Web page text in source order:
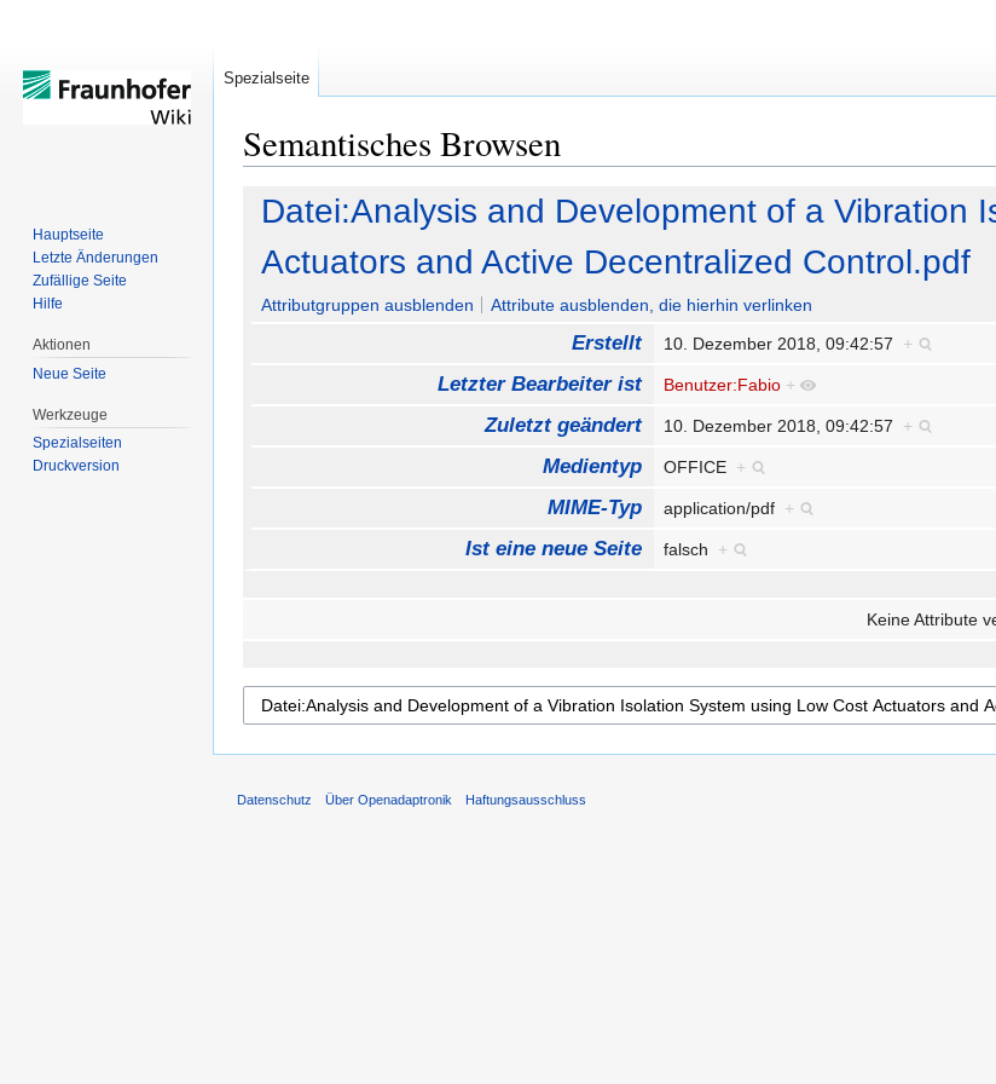
Semantisches Browsen
Zur
Navigation
springen
Zur
Suche
springen
Datei:Analysis and Development of a Vibration
Actuators and Active Decentralized Control.pdf
Attributgruppen ausblenden Attribute ausblenden, die hierhin verlinken
Erstellt 10. Dezember 2018, 09:42:57 +
Letzter Bearbeiter ist Benutzer:Fabio +
Zuletzt geändert 10. Dezember 2018, 09:42:57 +
Medientyp OFFICE +
MIME-Typ application/pdf +
Ist eine neue Seite falsch +
Keine Attribute
Spezialseite
Hauptseite
Letzte Änderungen
Zufällige Seite
Hilfe
Aktionen
Neue Seite
Werkzeuge
Spezialseiten
Druckversion
Datenschutz Über Openadaptronik Haftungsausschluss